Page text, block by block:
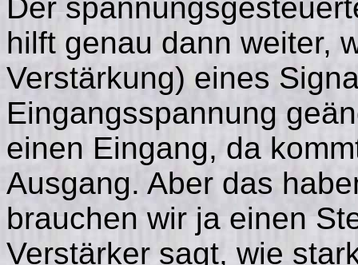
Der
hilft genau dann weiter,
Verstärkung) eines
Eingangsspannung
einen Eingang, da
Ausgang. Aber das
brauchen wir ja einen
Verstärker sagt, wie